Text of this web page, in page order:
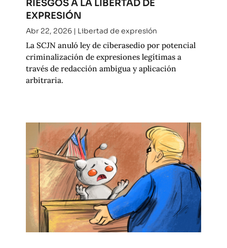
RIESGOS A LA LIBERTAD DE
EXPRESIÓN
Abr 22, 2026| Libertad de expresión
La SCJN anuló ley de ciberasedio por potencial
criminalización de expresiones legítimas a
través de redacción ambigua y aplicación
arbitraria.